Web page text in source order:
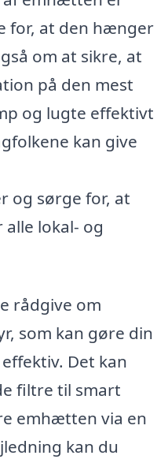
for, at den hænger
om at sikre, at
på den mest
og lugte effektivt
kan give
og sørge for, at
lokal- og
rådgive om
som kan gøre din
Det kan
filtre til smart
emhætten via en
kan du